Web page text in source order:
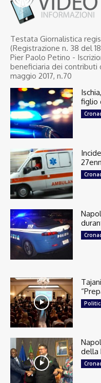
Testata Giornalistica
(Registrazione n. 38 del
Pier Paolo Petino -
beneficiaria dei contributi
maggio 2017, n.70
figlio
della